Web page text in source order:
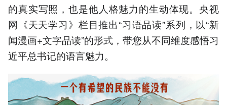
的真实写照，也是他人格魅力的生动体现。央视
网《天天学习》栏目推出“习语品读”系列，以“新
闻漫画+文字品读”的形式，带您从不同维度感悟习
近平总书记的语言魅力。